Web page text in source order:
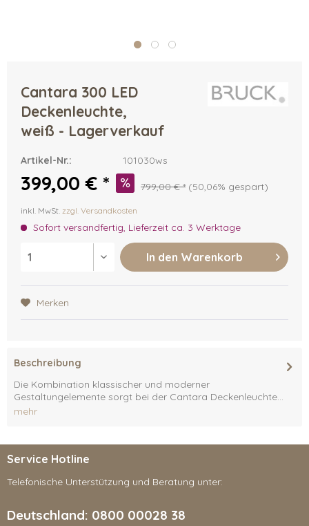
Cantara 300 LED
Deckenleuchte,
weiß - Lagerverkauf
Artikel-Nr.: 101030ws
399,00 € * 799,00 € * (50,06% gespart)
inkl. MwSt. zzgl. Versandkosten
Sofort versandfertig, Lieferzeit ca. 3 Werktage
In den Warenkorb
Merken
Beschreibung
Die Kombination klassischer und moderner
Gestaltungelemente sorgt bei der Cantara Deckenleuchte...
mehr
Service Hotline
Telefonische Unterstützung und Beratung unter:
Deutschland: 0800 00028 38